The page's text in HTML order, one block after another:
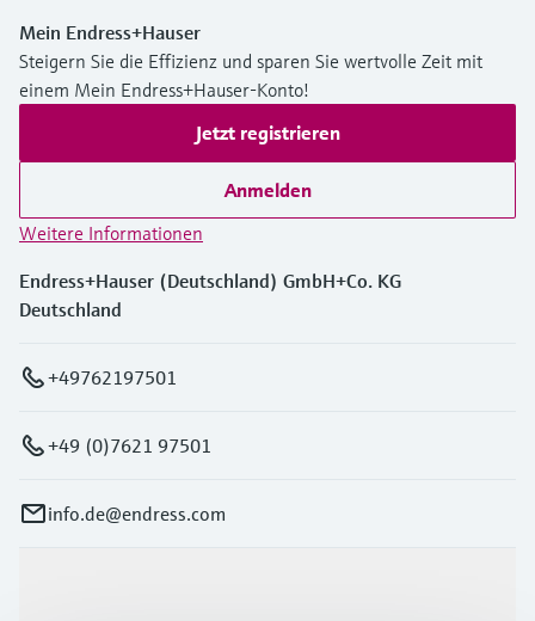
Mein Endress+Hauser
Steigern Sie die Effizienz und sparen Sie wertvolle Zeit mit
einem Mein Endress+Hauser-Konto!
Jetzt registrieren
Anmelden
Weitere Informationen
Endress+Hauser (Deutschland) GmbH+Co. KG
Deutschland
+49762197501
+49 (0)7621 97501
info.de@endress.com